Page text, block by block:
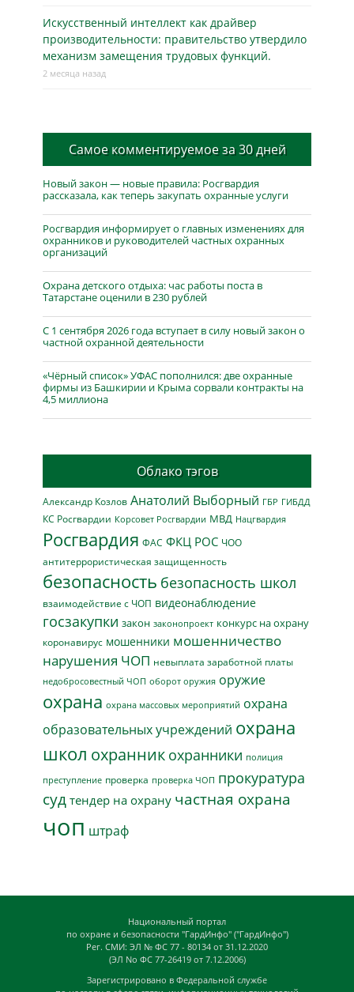
Искусственный интеллект как драйвер
производительности: правительство утвердило
механизм замещения трудовых функций.
2 месяца назад
Самое комментируемое за 30 дней
Новый закон — новые правила: Росгвардия
рассказала, как теперь закупать охранные услуги
Росгвардия информирует о главных изменениях для
охранников и руководителей частных охранных
организаций
Охрана детского отдыха: час работы поста в
Татарстане оценили в 230 рублей
С 1 сентября 2026 года вступает в силу новый закон о
частной охранной деятельности
«Чёрный список» УФАС пополнился: две охранные
фирмы из Башкирии и Крыма сорвали контракты на
4,5 миллиона
Облако тэгов
Александр Козлов Анатолий Выборный ГБР ГИБДД
КС Росгвардии Корсовет Росгвардии МВД Нацгвардия
Росгвардия ФАС ФКЦ РОС ЧОО
антитеррористическая защищенность
безопасность безопасность школ
взаимодействие с ЧОП видеонаблюдение
госзакупки закон законопроект конкурс на охрану
коронавирус мошенники мошенничество
нарушения ЧОП невыплата заработной платы
недобросовестный ЧОП оборот оружия оружие
охрана охрана массовых мероприятий охрана
образовательных учреждений охрана
школ охранник охранники полиция
преступление проверка проверка ЧОП прокуратура
суд тендер на охрану частная охрана
чоп штраф
Национальный портал
по охране и безопасности "ГардИнфо" ("ГардИнфо")
Рег. СМИ: ЭЛ № ФС 77 - 80134 от 31.12.2020
(ЭЛ No ФС 77-26419 от 7.12.2006)
Зарегистрировано в Федеральной службе